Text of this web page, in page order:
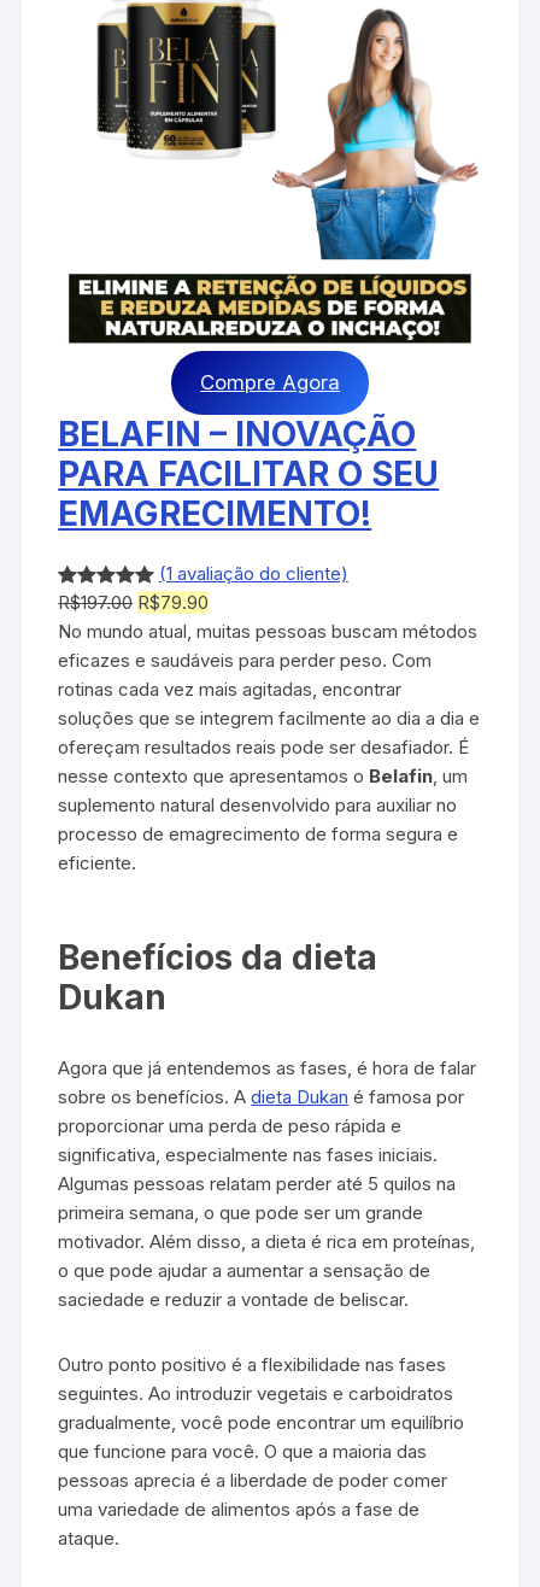
Compre Agora
BELAFIN – INOVAÇÃO
PARA FACILITAR O SEU
EMAGRECIMENTO!
Avaliado
como5.00
de 5, com
baseado
em
1
avaliação
de cliente
(1 avaliação do cliente)
R$197.00 O
p
r
e
ç
o
o
r
a
e
a
:
R
$
1
9
7
.
0
.
R$79.90
p
r
e
ç
o
a
t
u
:
9
.
9
0
.
No mundo atual, muitas pessoas buscam métodos
eficazes e saudáveis para perder peso. Com
rotinas cada vez mais agitadas, encontrar
soluções que se integrem facilmente ao dia a dia e
ofereçam resultados reais pode ser desafiador. É
nesse contexto que apresentamos o Belafin, um
suplemento natural desenvolvido para auxiliar no
processo de emagrecimento de forma segura e
eficiente.
Benefícios da dieta
Dukan
Agora que já entendemos as fases, é hora de falar
sobre os benefícios. Adieta Dukan é famosa por
proporcionar uma perda de peso rápida e
significativa, especialmente nas fases iniciais.
Algumas pessoas relatam perder até 5 quilos na
primeira semana, o que pode ser um grande
motivador. Além disso, a dieta é rica em proteínas,
o que pode ajudar a aumentar a sensação de
saciedade e reduzir a vontade de beliscar.
Outro ponto positivo é a flexibilidade nas fases
seguintes. Ao introduzir vegetais e carboidratos
gradualmente, você pode encontrar um equilíbrio
que funcione para você. O que a maioria das
pessoas aprecia é a liberdade de poder comer
uma variedade de alimentos após a fase de
ataque.